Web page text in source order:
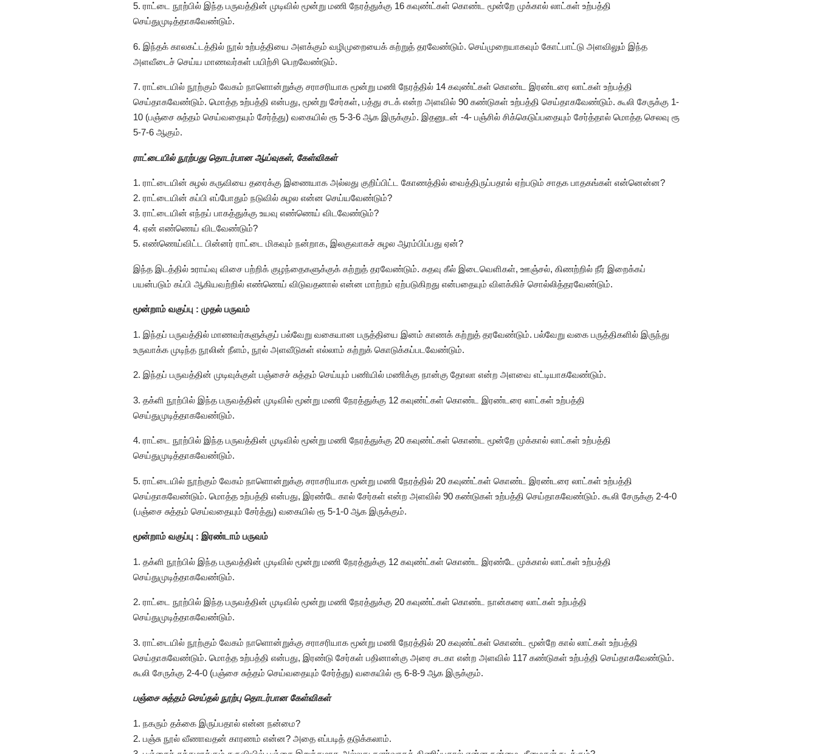
5. ராட்டை நூற்பில் இந்த பருவத்தின் முடிவில் மூன்று மணி நேரத்துக்கு 16 கவுண்ட்கள் கொண்ட மூன்றே முக்கால் லாட்கள் உற்பத்தி
செய்துமுடித்தாகவேண்டும்.
6. இந்தக் காலகட்டத்தில் நூல் உற்பத்தியை அளக்கும் வழிமுறையைக் கற்றுத் தரவேண்டும். செய்முறையாகவும் கோட்பாட்டு அளவிலும் இந்த
அளவீடைச் செய்ய மாணவர்கள் பயிற்சி பெறவேண்டும்.
7. ராட்டையில் நூற்கும் வேகம் நாளொன்றுக்கு சராசரியாக மூன்று மணி நேரத்தில் 14 கவுண்ட்கள் கொண்ட இரண்டரை லாட்கள் உற்பத்தி
செய்தாகவேண்டும். மொத்த உற்பத்தி என்பது, மூன்று சேர்கள், பத்து சடக் என்ற அளவில் 90 கண்டுகள் உற்பத்தி செய்தாகவேண்டும். கூலி சேருக்கு 1-
10 (பஞ்சை சுத்தம் செய்வதையும் சேர்த்து) வகையில் ரூ 5-3-6 ஆக இருக்கும். இதனுடன் -4- பஞ்சில் சிக்கெடுப்பதையும் சேர்த்தால் மொத்த செலவு ரூ
5-7-6 ஆகும்.
ராட்டையில் நூற்பது தொடர்பான ஆய்வுகள், கேள்விகள்
1. ராட்டையின் சுழல் கருவியை தரைக்கு இணையாக அல்லது குறிப்பிட்ட கோணத்தில் வைத்திருப்பதால் ஏற்படும் சாதக பாதகங்கள் என்னென்ன?
2. ராட்டையின் கப்பி எப்போதும் நடுவில் சுழல என்ன செய்யவேண்டும்?
3. ராட்டையின் எந்தப் பாகத்துக்கு உயவு எண்ணெய் விடவேண்டும்?
4. ஏன் எண்ணெய் விடவேண்டும்?
5. எண்ணெய்விட்ட பின்னர் ராட்டை மிகவும் நன்றாக, இலகுவாகச் சுழல ஆரம்பிப்பது ஏன்?
இந்த இடத்தில் உராய்வு விசை பற்றிக் குழந்தைகளுக்குக் கற்றுத் தரவேண்டும். கதவு கீல் இடைவெளிகள், ஊஞ்சல், கிணற்றில் நீர் இறைக்கப்
பயன்படும் கப்பி ஆகியவற்றில் எண்ணெய் விடுவதனால் என்ன மாற்றம் ஏற்படுகிறது என்பதையும் விளக்கிச் சொல்லித்தரவேண்டும்.
மூன்றாம் வகுப்பு : முதல் பருவம்
1. இந்தப் பருவத்தில் மாணவர்களுக்குப் பல்வேறு வகையான பருத்தியை இனம் காணக் கற்றுத் தரவேண்டும். பல்வேறு வகை பருத்திகளில் இருந்து
உருவாக்க முடிந்த நூலின் நீளம், நூல் அளவீடுகள் எல்லாம் கற்றுக் கொடுக்கப்படவேண்டும்.
2. இந்தப் பருவத்தின் முடிவுக்குள் பஞ்சைச் சுத்தம் செய்யும் பணியில் மணிக்கு நான்கு தோலா என்ற அளவை எட்டியாகவேண்டும்.
3. தக்ளி நூற்பில் இந்த பருவத்தின் முடிவில் மூன்று மணி நேரத்துக்கு 12 கவுண்ட்கள் கொண்ட இரண்டரை லாட்கள் உற்பத்தி
செய்துமுடித்தாகவேண்டும்.
4. ராட்டை நூற்பில் இந்த பருவத்தின் முடிவில் மூன்று மணி நேரத்துக்கு 20 கவுண்ட்கள் கொண்ட மூன்றே முக்கால் லாட்கள் உற்பத்தி
செய்துமுடித்தாகவேண்டும்.
5. ராட்டையில் நூற்கும் வேகம் நாளொன்றுக்கு சராசரியாக மூன்று மணி நேரத்தில் 20 கவுண்ட்கள் கொண்ட இரண்டரை லாட்கள் உற்பத்தி
செய்தாகவேண்டும். மொத்த உற்பத்தி என்பது, இரண்டே கால் சேர்கள் என்ற அளவில் 90 கண்டுகள் உற்பத்தி செய்தாகவேண்டும். கூலி சேருக்கு 2-4-0
(பஞ்சை சுத்தம் செய்வதையும் சேர்த்து) வகையில் ரூ 5-1-0 ஆக இருக்கும்.
மூன்றாம் வகுப்பு : இரண்டாம் பருவம்
1. தக்ளி நூற்பில் இந்த பருவத்தின் முடிவில் மூன்று மணி நேரத்துக்கு 12 கவுண்ட்கள் கொண்ட இரண்டே முக்கால் லாட்கள் உற்பத்தி
செய்துமுடித்தாகவேண்டும்.
2. ராட்டை நூற்பில் இந்த பருவத்தின் முடிவில் மூன்று மணி நேரத்துக்கு 20 கவுண்ட்கள் கொண்ட நான்கரை லாட்கள் உற்பத்தி
செய்துமுடித்தாகவேண்டும்.
3. ராட்டையில் நூற்கும் வேகம் நாளொன்றுக்கு சராசரியாக மூன்று மணி நேரத்தில் 20 கவுண்ட்கள் கொண்ட மூன்றே கால் லாட்கள் உற்பத்தி
செய்தாகவேண்டும். மொத்த உற்பத்தி என்பது, இரண்டு சேர்கள் பதினான்கு அரை சடகா என்ற அளவில் 117 கண்டுகள் உற்பத்தி செய்தாகவேண்டும்.
கூலி சேருக்கு 2-4-0 (பஞ்சை சுத்தம் செய்வதையும் சேர்த்து) வகையில் ரூ 6-8-9 ஆக இருக்கும்.
பஞ்சை சுத்தம் செய்தல் நூற்பு தொடர்பான கேள்விகள்
1. நகரும் தக்கை இருப்பதால் என்ன நன்மை?
2. பஞ்சு நூல் வீணாவதன் காரணம் என்ன? அதை எப்படித் தடுக்கலாம்.